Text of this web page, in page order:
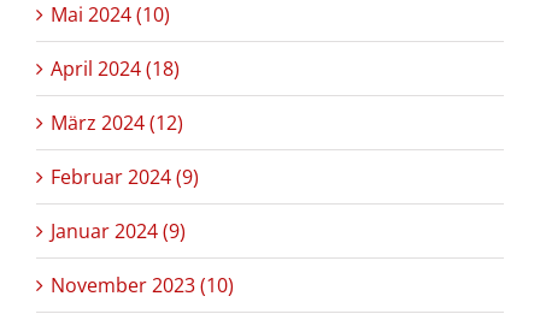
Mai 2024 (10)
April 2024 (18)
März 2024 (12)
Februar 2024 (9)
Januar 2024 (9)
November 2023 (10)